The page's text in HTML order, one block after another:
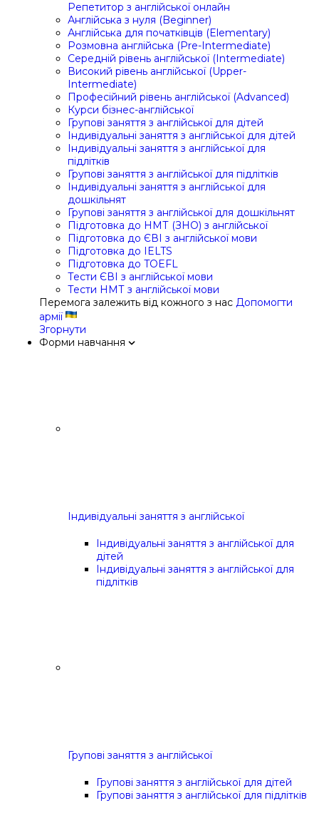
Репетитор з англійської онлайн
Англійська з нуля (Beginner)
Англійська для початківців (Elementary)
Розмовна англійська (Pre-Intermediate)
Середній рівень англійської (Intermediate)
Високий рівень англійської (Upper-
Intermediate)
Професійний рівень англійської (Advanced)
Курси бізнес-англійської
Групові заняття з англійської для дітей
Індивідуальні заняття з англійської для дітей
Індивідуальні заняття з англійської для
підлітків
Групові заняття з англійської для підлітків
Індивідуальні заняття з англійської для
дошкільнят
Групові заняття з англійської для дошкільнят
Підготовка до НМТ (ЗНО) з англійської
Підготовка до ЄВІ з англійської мови
Підготовка до IELTS
Підготовка до TOEFL
Тести ЄВІ з англійської мови
Тести НМТ з англійської мови
Перемога залежить від кожного з нас Допомогти
армії
Згорнути
Форми навчання
Індивідуальні заняття з англійської
Індивідуальні заняття з англійської для
дітей
Індивідуальні заняття з англійської для
підлітків
Групові заняття з англійської
Групові заняття з англійської для дітей
Групові заняття з англійської для підлітків